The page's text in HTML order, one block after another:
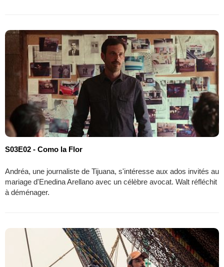
S03E02 - Como la Flor
Andréa, une journaliste de Tijuana, s'intéresse aux ados invités au
mariage d'Enedina Arellano avec un célèbre avocat. Walt réfléchit
à déménager.